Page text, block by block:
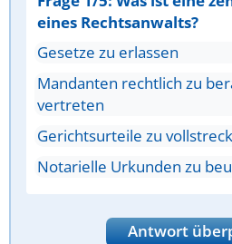
eines Rechtsanwalts?
Gesetze zu erlassen
Mandanten rechtlich zu
vertreten
Gerichtsurteile zu
Notarielle Urkunden zu
Antwort